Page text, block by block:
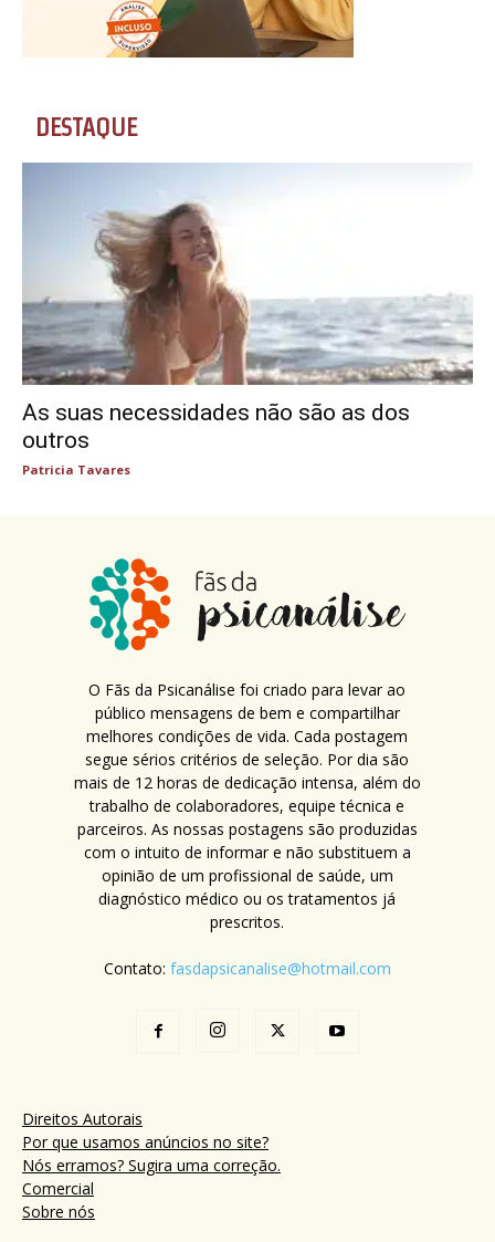
DESTAQUE
As suas necessidades não são as dos
outros
Patricia Tavares
O Fãs da Psicanálise foi criado para levar ao
público mensagens de bem e compartilhar
melhores condições de vida. Cada postagem
segue sérios critérios de seleção. Por dia são
mais de 12 horas de dedicação intensa, além do
trabalho de colaboradores, equipe técnica e
parceiros. As nossas postagens são produzidas
com o intuito de informar e não substituem a
opinião de um profissional de saúde, um
diagnóstico médico ou os tratamentos já
prescritos.
Contato: fasdapsicanalise@hotmail.com
Direitos Autorais
Por que usamos anúncios no site?
Nós erramos? Sugira uma correção.
Comercial
Sobre nós